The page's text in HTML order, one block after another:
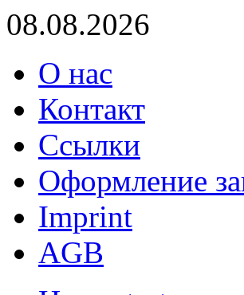
08.08.2026
О нас
Контакт
Ссылки
Оформление
Imprint
AGB